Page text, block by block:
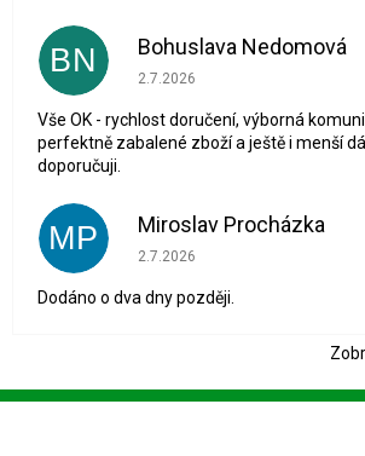
BN Bohuslava Nedomová
Hodnocení obchodu je 5 z 5
2.7.2026
Vše OK - rychlost doručení, výborná
perfektně zabalené zboží a ještě i menší
doporučuji.
MP Miroslav Procházka
Hodnocení obchodu je 1 z 5
2.7.2026
Dodáno o dva dny později.
Z